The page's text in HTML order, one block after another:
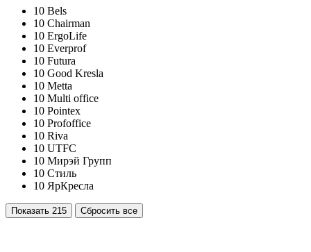
10 Bels
10 Chairman
10 ErgoLife
10 Everprof
10 Futura
10 Good Kresla
10 Metta
10 Multi office
10 Pointex
10 Profoffice
10 Riva
10 UTFC
10 Мирэй Групп
10 Стиль
10 ЯрКресла
Показать 215 Сбросить все